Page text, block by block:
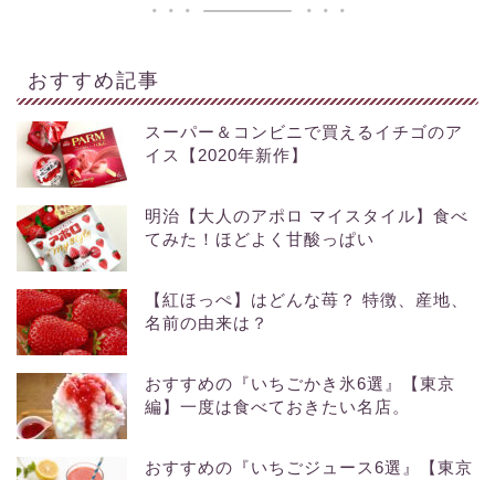
おすすめ記事
スーパー＆コンビニで買えるイチゴのア
イス【2020年新作】
明治【大人のアポロ マイスタイル】食べ
てみた！ほどよく甘酸っぱい
【紅ほっぺ】はどんな苺？ 特徴、産地、
名前の由来は？
おすすめの『いちごかき氷6選』【東京
編】一度は食べておきたい名店。
おすすめの『いちごジュース6選』【東京